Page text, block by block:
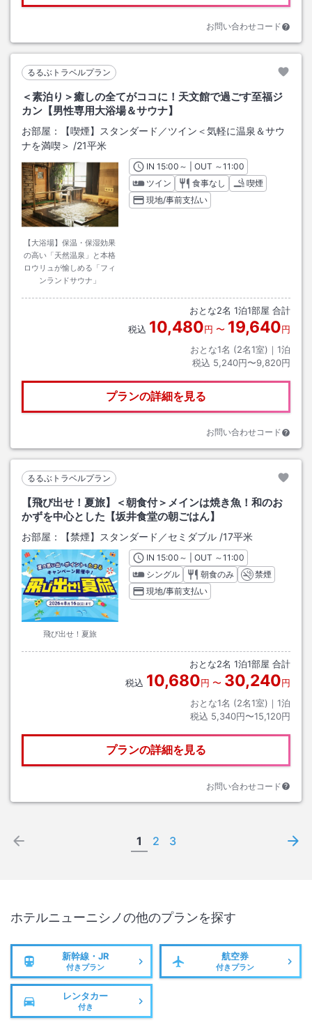
お問い合わせコード
るるぶトラベルプラン
＜素泊り＞癒しの全てがココに！天文館で過ごす至福ジ
カン【男性専用大浴場＆サウナ】
お部屋：
【喫煙】スタンダード／ツイン＜気軽に温泉＆サウ
ナを満喫＞ /21平米
【大浴場】保温・保湿効果
の高い「天然温泉」と本格
ロウリュが愉しめる「フィ
ンランドサウナ」
INチェックイン
15:00 ～ | OUT チェックアウト
～11:00
ツイン
食事なし
喫煙
現地/事前支払い
おとな2名 1泊1部屋 合計
税込 10,480円 〜 19,640円
おとな1名 (2名1室)｜ 1泊
税込 5,240円〜9,820円
プランの詳細を見る
お問い合わせコード
るるぶトラベルプラン
【飛び出せ！夏旅】＜朝食付＞メインは焼き魚！和のお
かずを中心とした【坂井食堂の朝ごはん】
お部屋： 【禁煙】スタンダード／セミダブル /17平米
飛び出せ！夏旅
INチェックイン
15:00 ～ | OUT チェックアウト
～11:00
シングル
朝食のみ
禁煙
現地/事前支払い
おとな2名 1泊1部屋 合計
税込 10,680円 〜 30,240円
おとな1名 (2名1室)｜ 1泊
税込 5,340円〜15,120円
プランの詳細を見る
お問い合わせコード
1 2 3
ホテルニューニシノの他のプランを探す
新幹線・JR
付きプラン
航空券
付きプラン
レンタカー
付き